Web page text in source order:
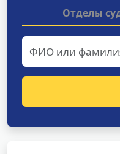
Отделы